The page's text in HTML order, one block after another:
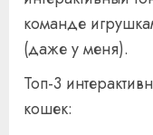
команде
(даже у меня).
Топ-3
кошек: